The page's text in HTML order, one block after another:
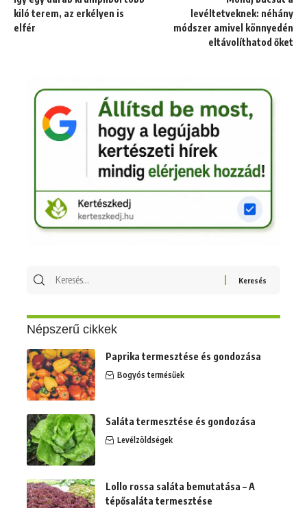
kiló terem, az erkélyen is
elfér
levéltetveknek: néhány
módszer amivel könnyedén
eltávolíthatod őket
Keresés
Népszerű cikkek
Paprika termesztése és gondozása
Bogyós termésűek
Saláta termesztése és gondozása
Levélzöldségek
Lollo rossa saláta bemutatása – A
tépősaláta termesztése